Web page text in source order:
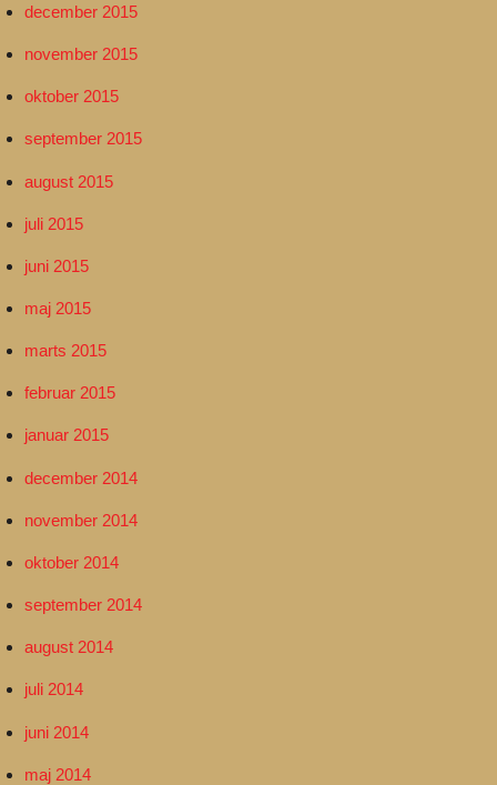
december 2015
november 2015
oktober 2015
september 2015
august 2015
juli 2015
juni 2015
maj 2015
marts 2015
februar 2015
januar 2015
december 2014
november 2014
oktober 2014
september 2014
august 2014
juli 2014
juni 2014
maj 2014